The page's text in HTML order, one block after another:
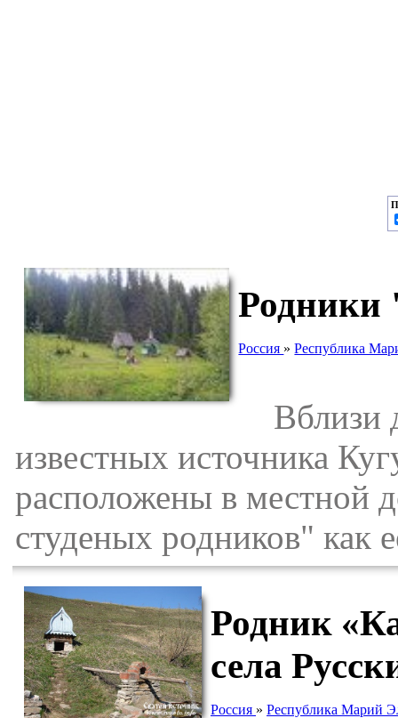
Родники
Россия »Республика
Вблизи
известных источника
расположены в местной
студеных родников" как
Родник
села
Россия » Республика Марий